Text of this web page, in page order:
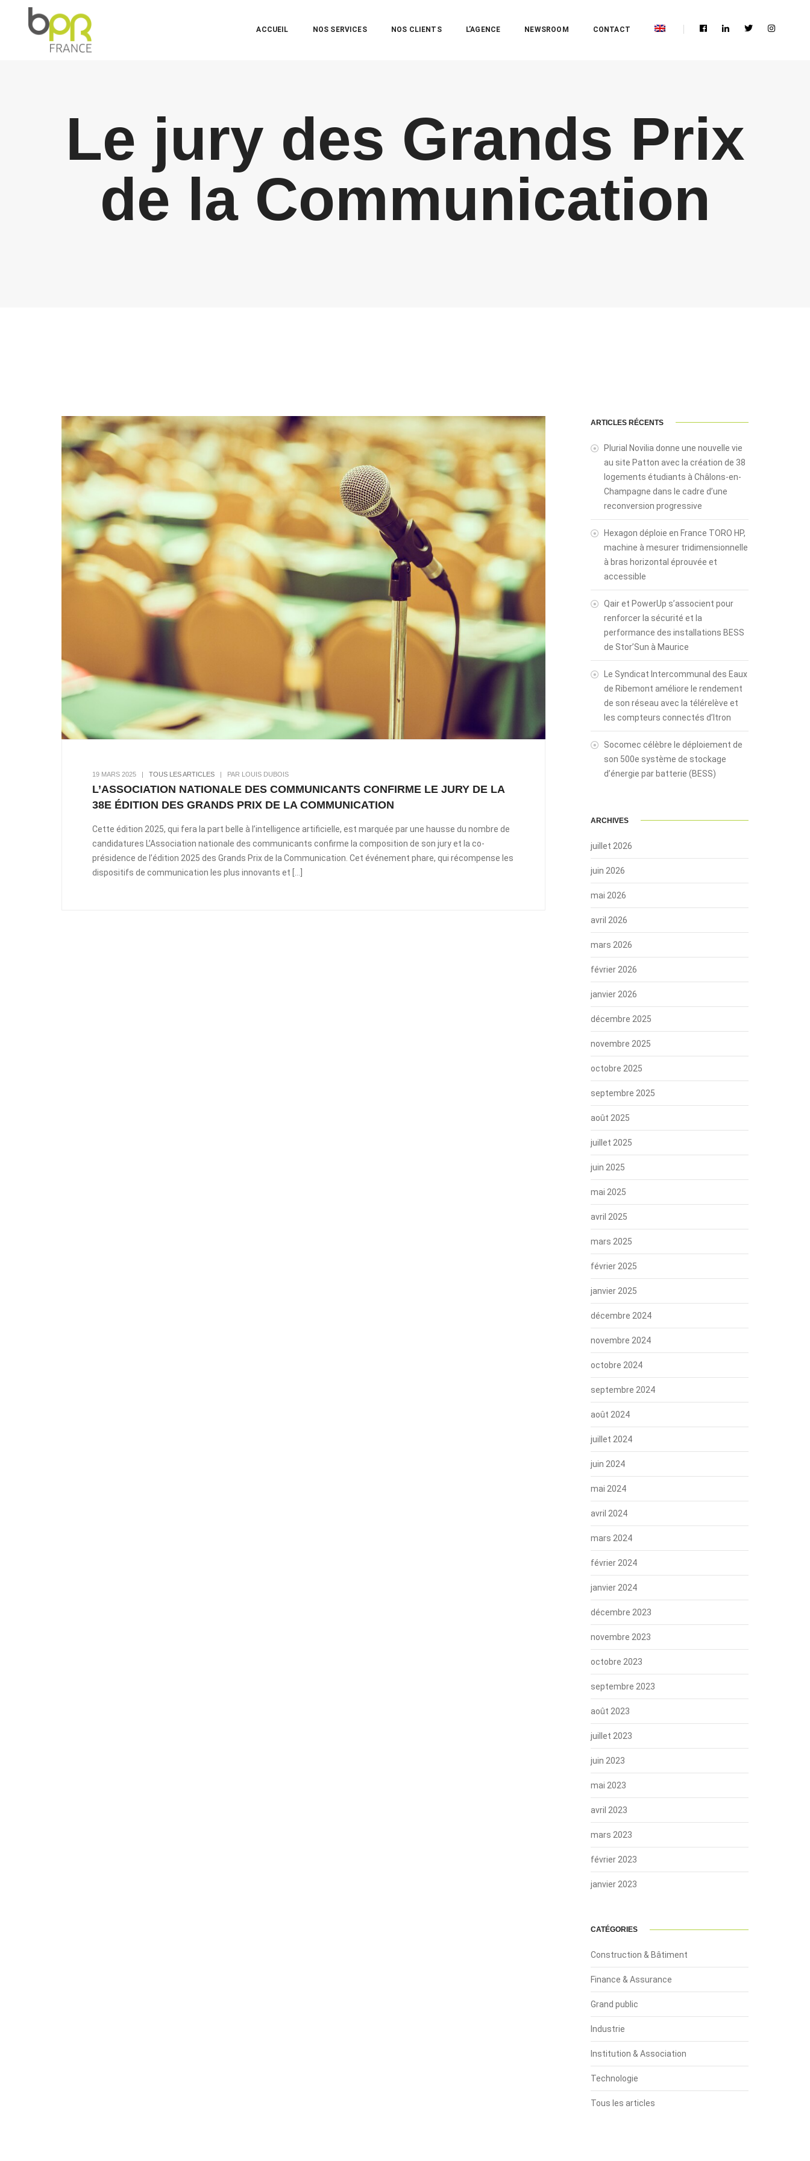
ACCUEIL NOS SERVICES NOS CLIENTS L’AGENCE NEWSROOM CONTACT
Le jury des Grands Prix
de la Communication
19 MARS 2025 | TOUS LES ARTICLES | PAR LOUIS DUBOIS
L’ASSOCIATION NATIONALE DES COMMUNICANTS CONFIRME LE JURY DE LA
38E ÉDITION DES GRANDS PRIX DE LA COMMUNICATION
Cette édition 2025, qui fera la part belle à l’intelligence artificielle, est marquée par une hausse du nombre de
candidatures L’Association nationale des communicants confirme la composition de son jury et la co-
présidence de l’édition 2025 des Grands Prix de la Communication. Cet événement phare, qui récompense les
dispositifs de communication les plus innovants et […]
ARTICLES RÉCENTS
Plurial Novilia donne une nouvelle vie
au site Patton avec la création de 38
logements étudiants à Châlons-en-
Champagne dans le cadre d’une
reconversion progressive
Hexagon déploie en France TORO HP,
machine à mesurer tridimensionnelle
à bras horizontal éprouvée et
accessible
Qair et PowerUp s’associent pour
renforcer la sécurité et la
performance des installations BESS
de Stor’Sun à Maurice
Le Syndicat Intercommunal des Eaux
de Ribemont améliore le rendement
de son réseau avec la télérelève et
les compteurs connectés d’Itron
Socomec célèbre le déploiement de
son 500e système de stockage
d’énergie par batterie (BESS)
ARCHIVES
juillet 2026
juin 2026
mai 2026
avril 2026
mars 2026
février 2026
janvier 2026
décembre 2025
novembre 2025
octobre 2025
septembre 2025
août 2025
juillet 2025
juin 2025
mai 2025
avril 2025
mars 2025
février 2025
janvier 2025
décembre 2024
novembre 2024
octobre 2024
septembre 2024
août 2024
juillet 2024
juin 2024
mai 2024
avril 2024
mars 2024
février 2024
janvier 2024
décembre 2023
novembre 2023
octobre 2023
septembre 2023
août 2023
juillet 2023
juin 2023
mai 2023
avril 2023
mars 2023
février 2023
janvier 2023
CATÉGORIES
Construction & Bâtiment
Finance & Assurance
Grand public
Industrie
Institution & Association
Technologie
Tous les articles